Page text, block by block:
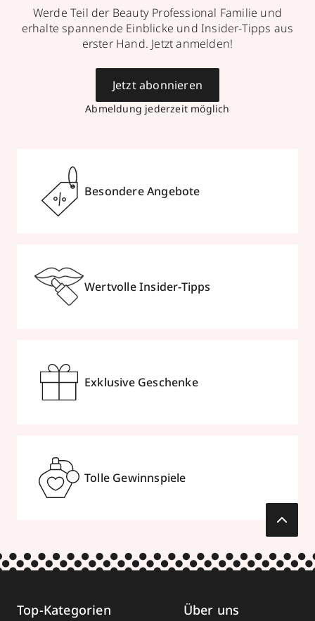
Werde Teil der Beauty Professional Familie und
erhalte spannende Einblicke und Insider-Tipps aus
erster Hand. Jetzt anmelden!
Abmeldung jederzeit möglich
Jetzt abonnieren
Besondere Angebote
Wertvolle Insider-Tipps
Exklusive Geschenke
Tolle Gewinnspiele
Top-Kategorien Über uns